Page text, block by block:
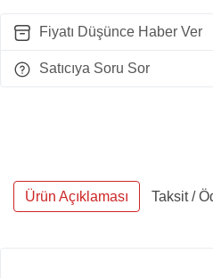
Fiyatı Düşünce Haber Ver
Satıcıya Soru Sor
Ürün Açıklaması Taksit /